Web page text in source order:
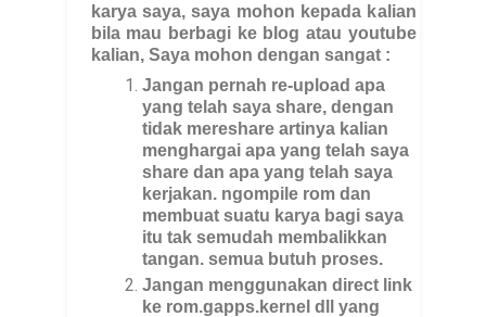
karya saya, saya mohon kepada kalian
bila mau berbagi ke blog atau youtube
kalian, Saya mohon dengan sangat :
Jangan pernah re-upload apa
yang telah saya share, dengan
tidak mereshare artinya kalian
menghargai apa yang telah saya
share dan apa yang telah saya
kerjakan. ngompile rom dan
membuat suatu karya bagi saya
itu tak semudah membalikkan
tangan. semua butuh proses.
Jangan menggunakan direct link
ke rom.gapps.kernel dll yang